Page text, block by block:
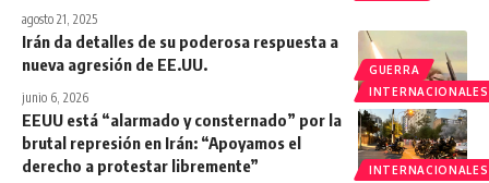
agosto 21, 2025
GUERRA
INTERNACIONALES
Irán da detalles de su poderosa respuesta a
nueva agresión de EE.UU.
junio 6, 2026
INTERNACIONALES
EEUU está “alarmado y consternado” por la
brutal represión en Irán: “Apoyamos el
derecho a protestar libremente”